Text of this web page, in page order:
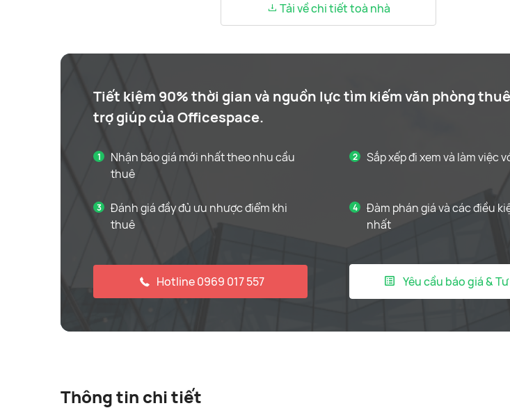
Tải về chi tiết toà nhà
Tiết kiệm 90% thời gian và nguồn lực tìm kiếm văn phòng
trợ giúp của Officespace.
Nhận báo giá mới nhất theo nhu cầu
thuê
Sắp xếp đi xem và làm việc
Đánh giá đầy đủ ưu nhược điểm khi
thuê
Đàm phán giá và các điều
nhất
Hotline 0969 017 557 Yêu cầu báo giá &
Thông tin chi tiết